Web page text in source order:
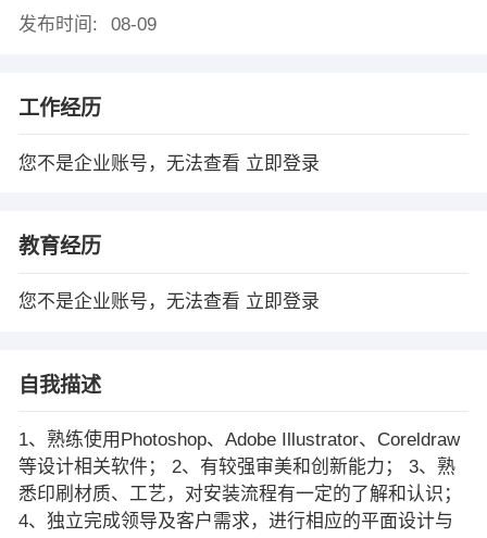
发布时间:
08-09
工作经历
您不是企业账号，无法查看 立即登录
教育经历
您不是企业账号，无法查看 立即登录
自我描述
1、熟练使用Photoshop、Adobe Illustrator、Coreldraw
等设计相关软件； 2、有较强审美和创新能力； 3、熟
悉印刷材质、工艺，对安装流程有一定的了解和认识；
4、独立完成领导及客户需求，进行相应的平面设计与